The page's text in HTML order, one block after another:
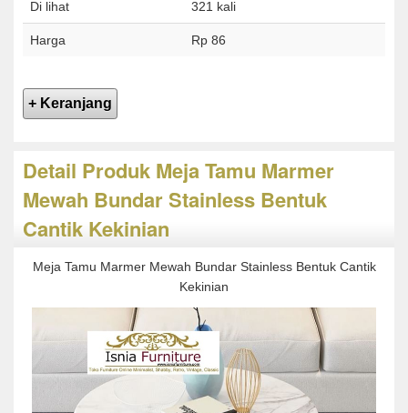
Di lihat 321 kali
Harga Rp 86
Detail Produk Meja Tamu Marmer
Mewah Bundar Stainless Bentuk
Cantik Kekinian
Meja Tamu Marmer Mewah Bundar Stainless Bentuk Cantik
Kekinian